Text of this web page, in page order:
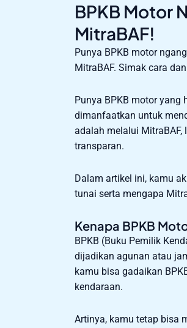
BPKB Motor
MitraBAF!
Punya BPKB motor
MitraBAF. Simak cara
Punya BPKB motor
dimanfaatkan untuk
adalah melalui MitraBAF,
transparan.
Dalam artikel ini, kamu
tunai serta mengapa
Kenapa BPKB
BPKB (Buku Pemilik
dijadikan agunan atau
kamu bisa gadaikan
kendaraan.
Artinya, kamu tetap bisa